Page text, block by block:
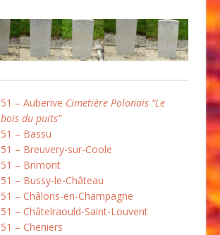
51 – Auberive Cimetière Polonais “Le
bois du puits”
51 – Bassu
51 – Breuvery-sur-Coole
51 – Brimont
51 – Bussy-le-Château
51 – Châlons-en-Champagne
51 – Châtelraould-Saint-Louvent
51 – Cheniers